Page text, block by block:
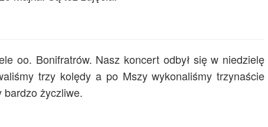
oo. Bonifratrów. Nasz koncert odbył się w niedzielę
trzy kolędy a po Mszy wykonaliśmy trzynaście
bardzo życzliwe.